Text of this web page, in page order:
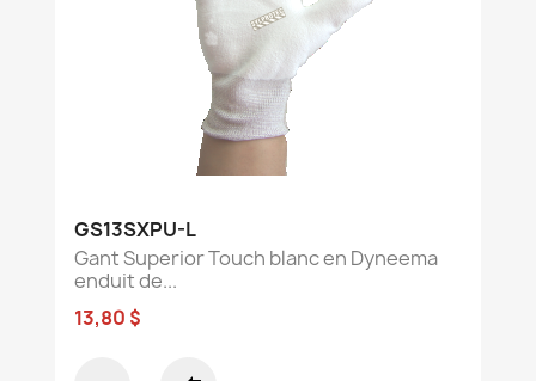
GS13SXPU-L
Gant Superior Touch blanc en Dyneema
enduit de...
13,80 $